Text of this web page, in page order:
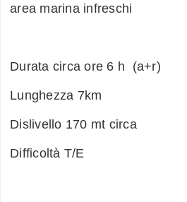
area marina infreschi
Durata circa ore 6 h (a+r)
Lunghezza 7km
Dislivello 170 mt circa
Difficoltà T/E